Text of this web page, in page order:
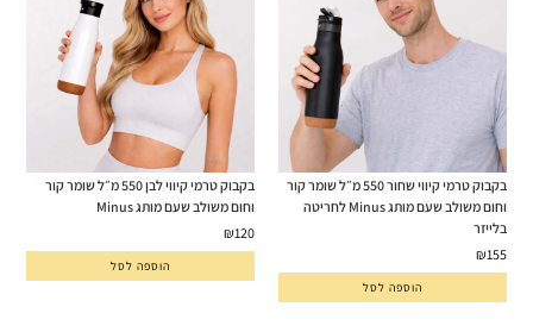
בקבוק טרמי קיווי שחור 550 מ״ל שומר קור
וחום משולב שעם מותג Minus לחריטה
בלייזר
₪155
הוספה לסל
בקבוק טרמי קיווי לבן 550 מ״ל שומר קור
וחום משולב שעם מותג Minus
₪120
הוספה לסל